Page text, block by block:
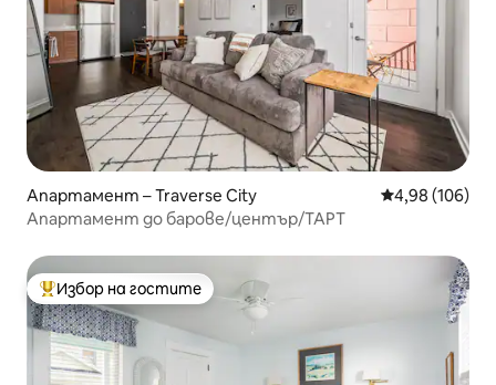
Апартамент – Traverse City Средна
4,98 (106)
Апартамент до барове/център/ТАРТ
Най-популярен избор на гостите
Избор на гостите